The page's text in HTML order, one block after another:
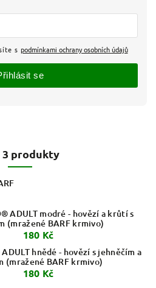
3 produkty
ADULT modré - hovězí a krůtí s
(mražené BARF krmivo)
180 Kč
hnědé - hovězí s jehněčím a
(mražené BARF krmivo)
180 Kč
s podmínkami ochrany osobních údajů
se